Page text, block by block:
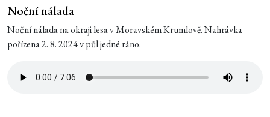
Noční nálada
Noční nálada na okraji lesa v Moravském Krumlově. Nahrávka
pořízena 2. 8. 2024 v půl jedné ráno.